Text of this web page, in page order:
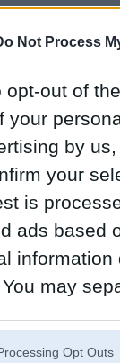
Not Process
opt-out of
your
by
your
is
ads based
may
Opt Outs